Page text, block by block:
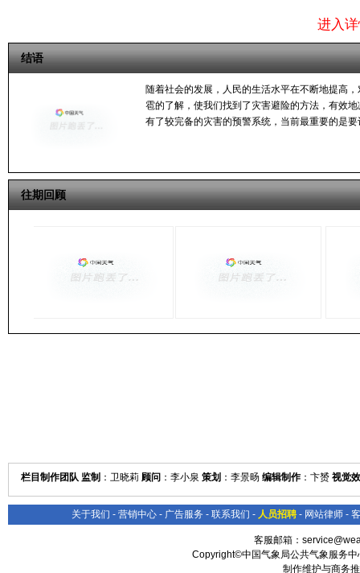
进入
结语
随着社会的发展，人民的生活水平在不断地提高
雹的了解，使我们找到了灾害避险的方法，有效
有了较完备的灾害的预警系统，当前最重要的是
往期回顾
栏目制作团队 监制 ：卫晓莉 顾问 ：李小泉 策划 ：李景旸 编辑制作 ：卞赟 视觉
关于我们 - 营销中心 - 广告服务 - 联系我们 - 人员招聘 - 网站律师 -
客服邮箱：
Copyright©中国气象局公共气象服务
制作维护与商务